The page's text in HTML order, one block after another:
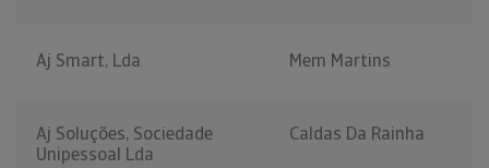
Aj Smart, Lda Mem Martins
Aj Soluções, Sociedade
Unipessoal Lda
Caldas Da Rainha